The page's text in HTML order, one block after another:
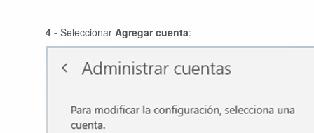
4 - Seleccionar Agregar cuenta: